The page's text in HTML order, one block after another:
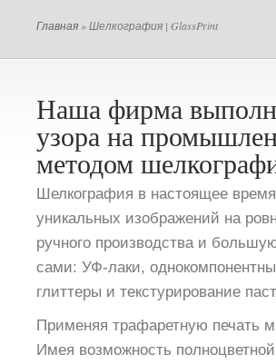
Главная » Шелкография | GlassPrint
Наша фирма
узора на
методом
Шелкография в настоящее
уникальных изображений на
ручного производства и
сами: УФ-лаки,
глиттеры и текстурирование
Применяя трафаретную печать
Имея возможность